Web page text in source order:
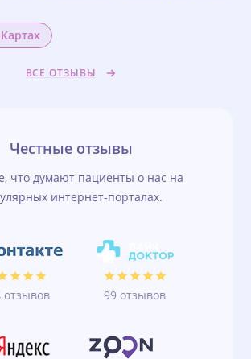
ВСЕ ОТЗЫВЫ
Честные отзывы
что думают пациенты о нас на
интернет-порталах.
отзывов 99 отзывов